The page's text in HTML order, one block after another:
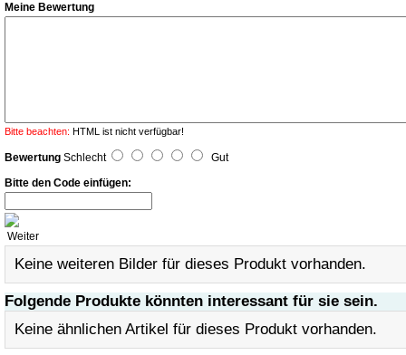
Meine Bewertung
Bitte beachten: HTML ist nicht verfügbar!
Bewertung Schlecht
Gut
Bitte den Code einfügen:
Weiter
Keine weiteren Bilder für dieses Produkt vorhanden.
Folgende Produkte könnten interessant für sie sein.
Keine ähnlichen Artikel für dieses Produkt vorhanden.